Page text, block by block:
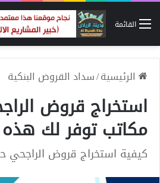
القائمة
الرئيسية/سداد القروض البنكية
مكاتب توفر لك
كيفية استخراج قروض الراجحي